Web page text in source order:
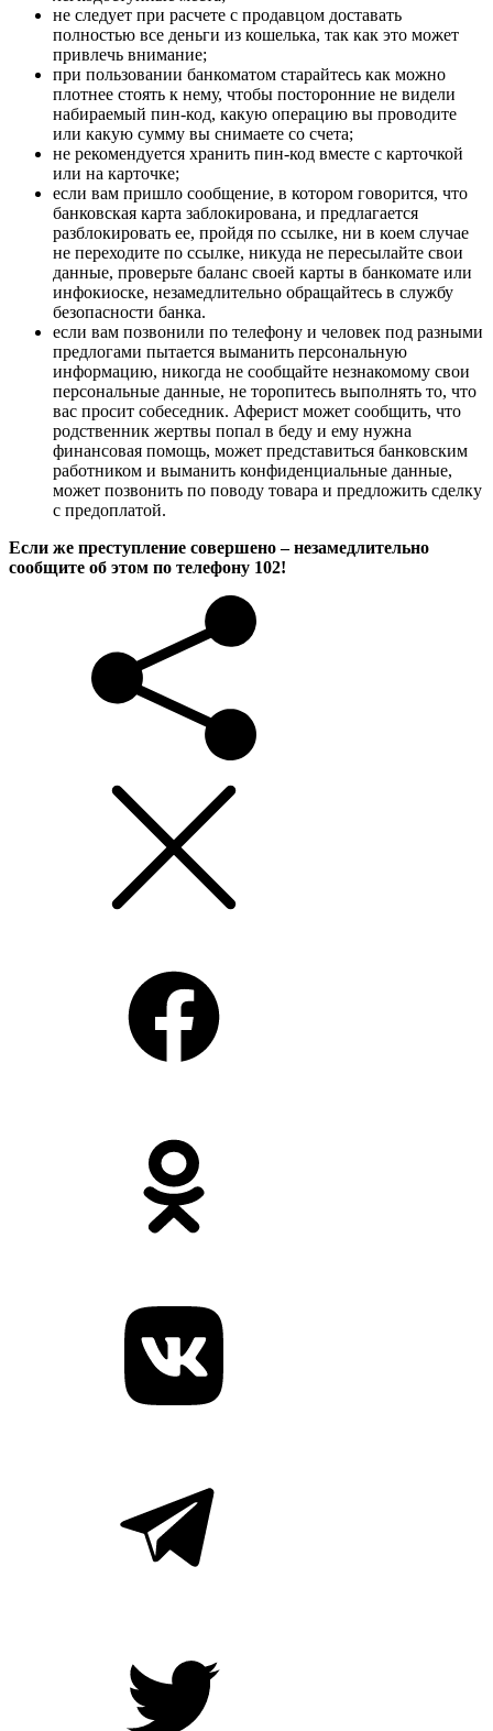
не следует при расчете с продавцом доставать
полностью все деньги из кошелька, так как это может
привлечь внимание;
при пользовании банкоматом старайтесь как можно
плотнее стоять к нему, чтобы посторонние не видели
набираемый пин-код, какую операцию вы проводите
или какую сумму вы снимаете со счета;
не рекомендуется хранить пин-код вместе с карточкой
или на карточке;
если вам пришло сообщение, в котором говорится, что
банковская карта заблокирована, и предлагается
разблокировать ее, пройдя по ссылке, ни в коем случае
не переходите по ссылке, никуда не пересылайте свои
данные, проверьте баланс своей карты в банкомате или
инфокиоске, незамедлительно обращайтесь в службу
безопасности банка.
если вам позвонили по телефону и человек под разными
предлогами пытается выманить персональную
информацию, никогда не сообщайте незнакомому свои
персональные данные, не торопитесь выполнять то, что
вас просит собеседник. Аферист может сообщить, что
родственник жертвы попал в беду и ему нужна
финансовая помощь, может представиться банковским
работником и выманить конфиденциальные данные,
может позвонить по поводу товара и предложить сделку
с предоплатой.
Если же преступление совершено – незамедлительно
сообщите об этом по телефону 102!